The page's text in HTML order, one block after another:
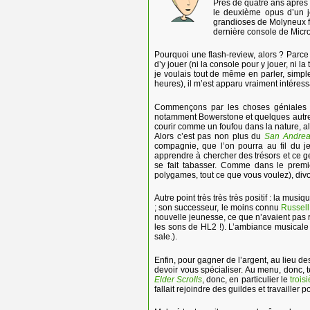
Près de quatre ans
le deuxième opus
grandioses de Molyneux
dernière console de
Pourquoi une flash-review, alors ?
d’y jouer (ni la console pour y jouer, ni
je voulais tout de même en parler,
heures), il m’est apparu vraiment
Commençons par les choses géniales
notamment Bowerstone et quelques
courir comme un foufou dans la nature,
Alors c’est pas non plus du San
compagnie, que l’on pourra au fil du
apprendre à chercher des trésors et ce
se fait tabasser. Comme dans le
polygames, tout ce que vous voulez),
Autre point très très très positif : la
; son successeur, le moins connu
nouvelle jeunesse, ce que n’avaient
les sons de HL2 !). L’ambiance
sale.).
Enfin, pour gagner de l’argent, au lieu
devoir vous spécialiser. Au menu, donc,
Elder Scrolls , donc, en particulier le
fallait rejoindre des guildes et travailler